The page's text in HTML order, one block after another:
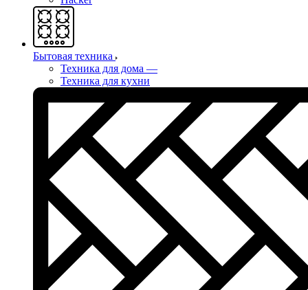
Бытовая техника
Техника для дома —
Техника для кухни